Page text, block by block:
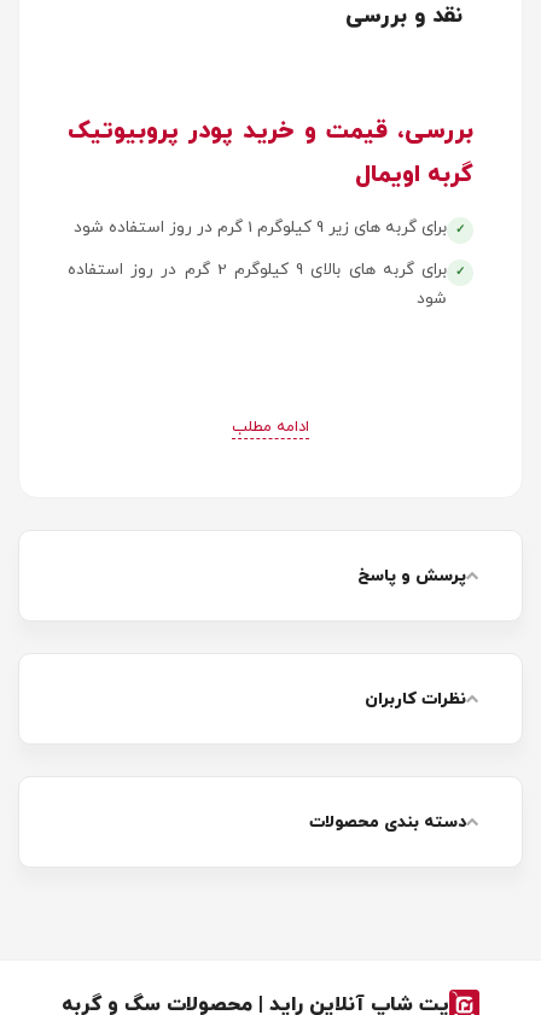
نقد و بررسی
بررسی، قیمت و خرید پودر پروبیوتیک
گربه اویمال
برای گربه های زیر 9 کیلوگرم 1 گرم در روز استفاده شود
برای گربه های بالای 9 کیلوگرم 2 گرم در روز استفاده
شود
ادامه مطلب
پرسش و پاسخ
نظرات کاربران
دسته بندی محصولات
پت شاپ آنلاین راید | محصولات سگ و گربه